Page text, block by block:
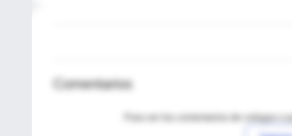
Comentarios
Para ver los comentarios de colegas o